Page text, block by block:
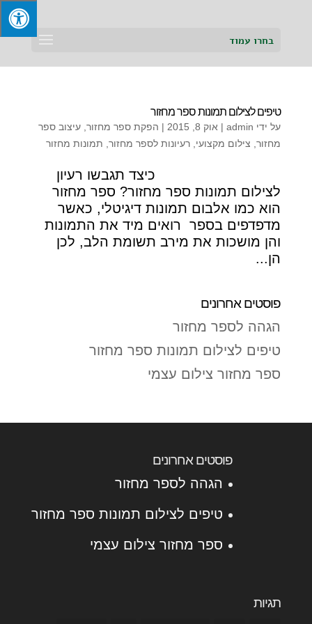
בחרו עמוד
טיפים לצילום תמונות ספר מחזור
על ידי admin
| אוק 8, 2015 | הפקת ספר מחזור, עיצוב ספר
מחזור, צילום מקצועי רעיונות לספר מחזור, תמונות מחזור
כיצד תגבשו רעיון
לצילום תמונות ספר מחזור? ספר מחזור
הוא כמו אלבום תמונות דיגיטלי, כאשר
מדפדפים בספר רואים מיד את התמונות
והן מושכות את מירב תשומת הלב, לכן
הן...
פוסטים אחרונים
הגהה לספר מחזור
טיפים לצילום תמונות ספר מחזור
ספר מחזור צילום עצמי
פוסטים אחרונים
הגהה לספר מחזור
טיפים לצילום תמונות ספר מחזור
ספר מחזור צילום עצמי
תגיות